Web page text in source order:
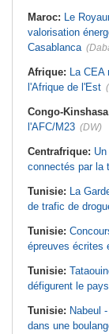
Maroc: Le
valorisation
Casablanca
Afrique: La CEA
l'Afrique de l'Est
Congo-
l'AFC/M23 (DW)
Centrafrique:
connectés par la
Tunisie: La
de trafic de
Tunisie:
épreuves écrites
Tunisie:
défigurent le
Tunisie: Nabeul
dans une